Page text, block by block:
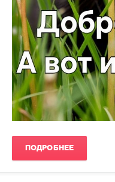
ПОДРОБНЕЕ